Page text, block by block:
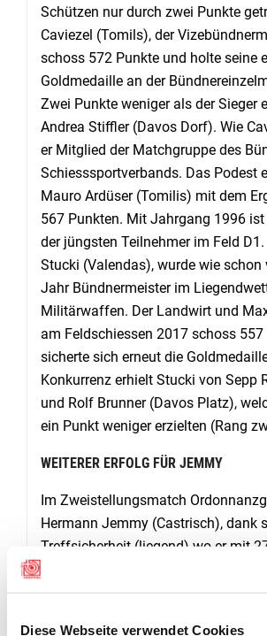
Diese Webseite verwendet Cookies
Schützen nur durch zwei Punkte
Caviezel (Tomils), der
schoss 572 Punkte und holte seine
Goldmedaille an der
Zwei Punkte weniger als der Sieger
Andrea Stiffler (Davos Dorf). Wie
er Mitglied der Matchgruppe des
Schiesssportverbands. Das Podest
Mauro Ardüser (Tomilis) mit dem
567 Punkten. Mit Jahrgang 1996 ist
der jüngsten Teilnehmer im Feld
Stucki (Valendas), wurde wie schon
Jahr Bündnermeister im
Militärwaffen. Der Landwirt und
am Feldschiessen 2017 schoss 557
sicherte sich erneut die
Konkurrenz erhielt Stucki von Sepp
und Rolf Brunner (Davos Platz),
ein Punkt weniger erzielten (Rang
WEITERER ERFOLG FÜR JEMMY
Im Zweistellungsmatch
Hermann Jemmy (Castrisch), dank
Treffsicherheit (liegend) wo er mit
mehrfache Schweizermeister und